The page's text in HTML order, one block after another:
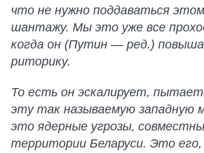
что не нужно поддаваться
шантажу. Мы это уже все
когда он (Путин — ред.)
риторику.
То есть он эскалирует,
эту так называемую западную
это ядерные угрозы,
территории Беларуси. Это